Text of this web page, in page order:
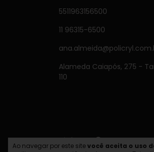
Ao navegar por este sitevocê aceita o uso
5511963156500
11 96315-6500
Alameda Caiapós, 275 -
110